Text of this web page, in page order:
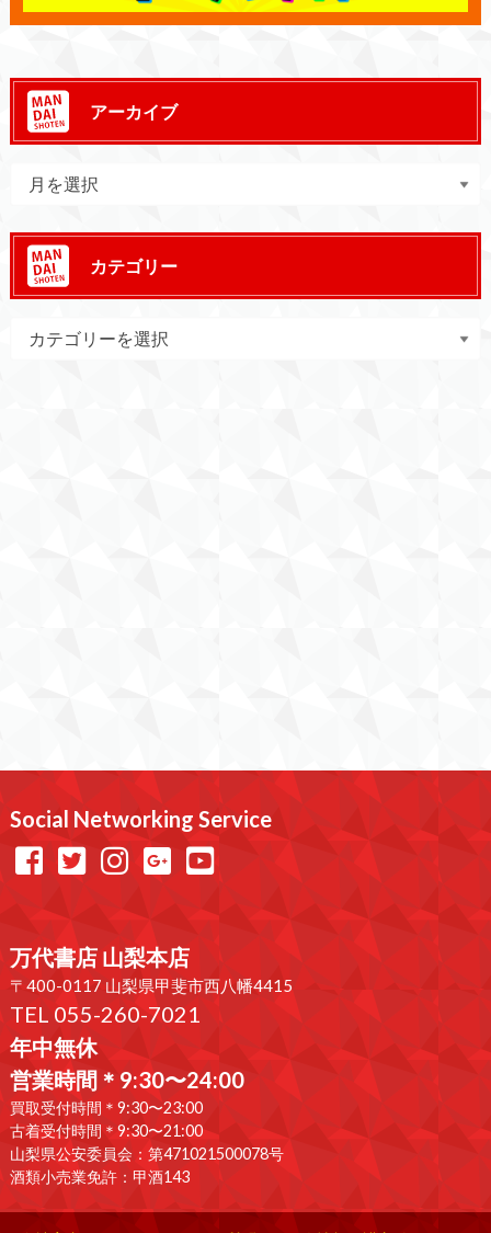
アーカイブ
カテゴリー
Social Networking Service
万代書店 山梨本店
〒400-0117 山梨県甲斐市西八幡4415
TEL 055-260-7021
年中無休
営業時間＊9:30〜24:00
買取受付時間＊9:30〜23:00
古着受付時間＊9:30〜21:00
山梨県公安委員会：第471021500078号
酒類小売業免許：甲酒143